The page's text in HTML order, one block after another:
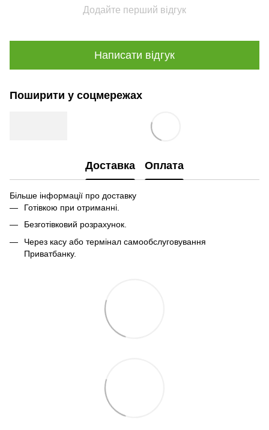
Додайте перший відгук
Написати відгук
Поширити у соцмережах
Доставка Оплата
Більше інформації про доставку
Готівкою при отриманні.
Безготівковий розрахунок.
Через касу або термінал самообслуговування
Приватбанку.